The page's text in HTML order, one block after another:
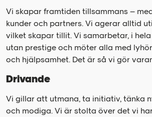
Vi skapar framtiden tillsammans –
kunder och partners. Vi agerar alltid
vilket skapar tillit. Vi samarbetar, i
utan prestige och möter alla med
och hjälpsamhet. Det är så vi gör
Drivande
Vi gillar att utmana, ta initiativ, tänka
och modiga. Vi är stolta över det vi